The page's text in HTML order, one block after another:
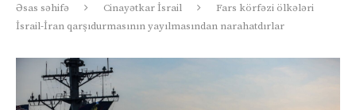
Əsas səhifə Cinayətkar İsrail
Fars körfəzi ölkələri
İsrail-İran qarşıdurmasının yayılmasından narahatdırlar